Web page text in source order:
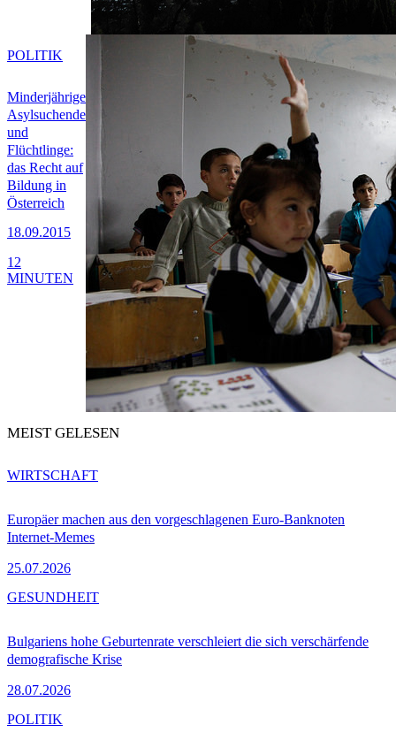
Minderjährige
Asylsuchende
und
Flüchtlinge:
das Recht auf
Bildung in
Österreich
18.09.2015
POLITIK
12
MINUTEN
MEIST GELESEN
Europäer machen aus den vorgeschlagenen Euro-Banknoten
Internet-Memes
25.07.2026
WIRTSCHAFT
Bulgariens hohe Geburtenrate verschleiert die sich verschärfende
demografische Krise
28.07.2026
GESUNDHEIT
POLITIK